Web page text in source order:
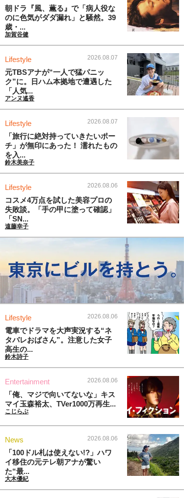
朝ドラ『風、薫る』で「病人役な
のに色気がダダ漏れ」と騒然。39
歳・...
加賀谷健
Lifestyle 2026.08.07
元TBSアナが“一人で猛パニッ
ク”に。日ハム本拠地で遭遇した
「人気...
アンヌ遙香
Lifestyle 2026.08.07
「旅行に絶対持っていきたいポー
チ」が無印にあった！ 濡れたもの
を入...
鈴木美奈子
Lifestyle 2026.08.06
コスメ4万点を試した美容プロの
失敗談。「手の甲に塗って確認」
「SN...
遠藤幸子
Lifestyle 2026.08.06
電車でドラマを大声実況する“ネ
タバレおばさん”。注意した女子
高生の...
鈴木詩子
Entertainment 2026.08.06
「俺、マジで向いてないな」キス
マイ玉森裕太、TVer1000万再生...
こじらぶ
News 2026.08.06
「100ドル札は使えない!?」ハワ
イ移住の元テレ朝アナが驚い
た“最...
大木優紀